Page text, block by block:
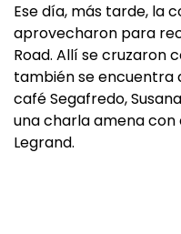
Ese día, más tarde, la
aprovecharon para
Road. Allí se cruzaron
también se encuentra
café Segafredo,
una charla amena con
Legrand.